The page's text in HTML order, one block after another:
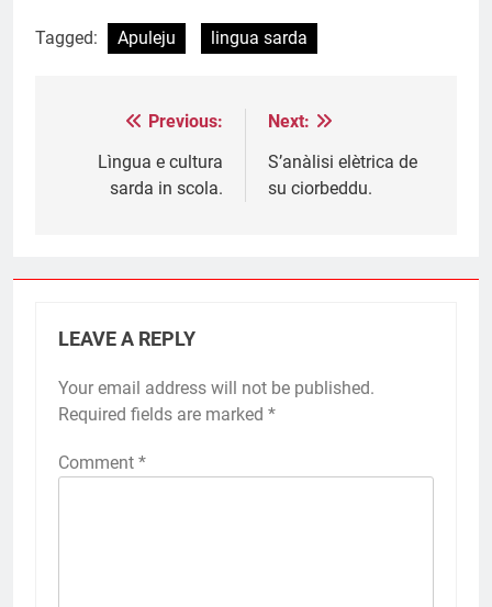
Tagged: Apuleju lingua sarda
navigation
Previous:
Lìngua e cultura
sarda in scola.
Next:
S’anàlisi elètrica de
su ciorbeddu.
LEAVE A REPLY
Your email address will not be published.
Required fields are marked *
Comment *